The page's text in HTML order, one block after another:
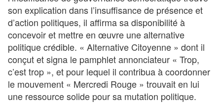
son explication dans l’insuffisance de présence et
d’action politiques, il affirma sa disponibilité à
concevoir et mettre en œuvre une alternative
politique crédible. « Alternative Citoyenne » dont il
conçut et signa le pamphlet annonciateur « Trop,
c’est trop », et pour lequel il contribua à coordonner
le mouvement « Mercredi Rouge » trouvait en lui
une ressource solide pour sa mutation politique.